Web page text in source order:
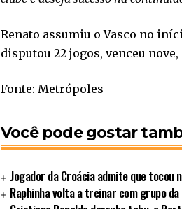
Renato assumiu o Vasco no
disputou 22 jogos, venceu
Fonte: Metrópoles
Você pode gostar
Jogador da Croácia admite que tocou
Raphinha volta a treinar com grupo